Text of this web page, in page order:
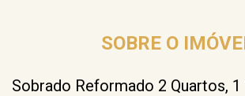
SOBRE O
Sobrado Reformado 2 Quartos, 1